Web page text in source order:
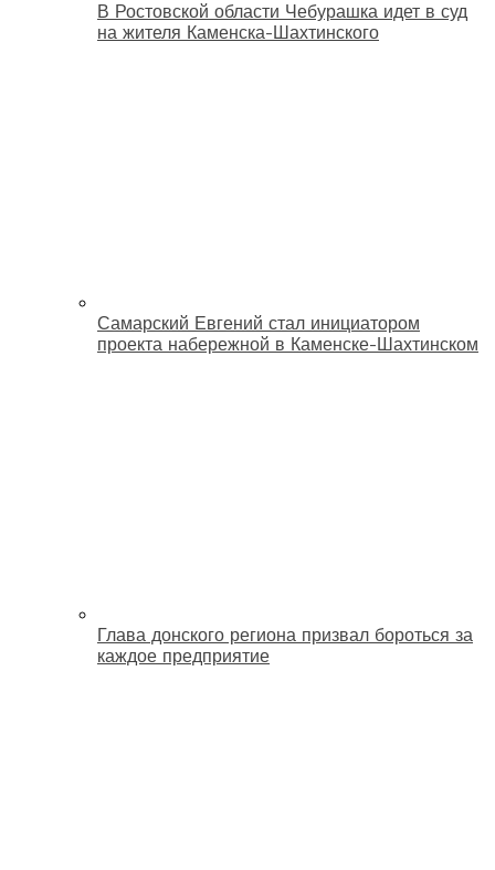
В Ростовской области Чебурашка идет в суд
на жителя Каменска-Шахтинского
Самарский Евгений стал инициатором
проекта набережной в Каменске-Шахтинском
Глава донского региона призвал бороться за
каждое предприятие